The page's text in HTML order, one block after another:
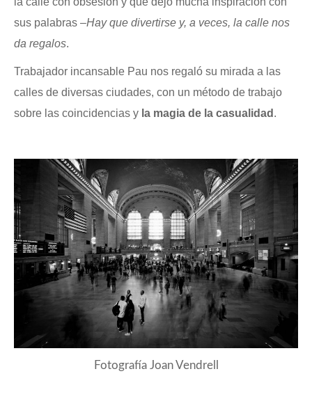
sus palabras –Hay que divertirse y, a veces, la calle nos
da regalos.
Trabajador incansable Pau nos regaló su mirada a las
calles de diversas ciudades, con un método de trabajo
sobre las coincidencias y la magia de la casualidad .
Fotografía Joan Vendrell